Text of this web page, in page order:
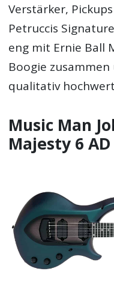
Verstärker,
Petruccis
eng mit Ernie Ball
Boogie
qualitativ
Music Man
Majesty 6 AD